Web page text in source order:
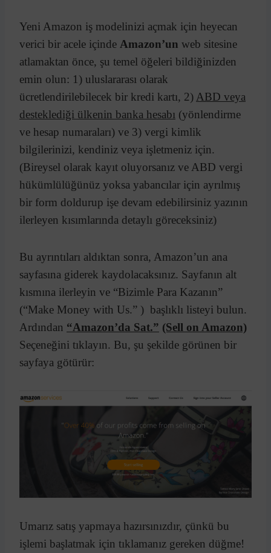
Yeni Amazon iş modelinizi açmak için heyecan
verici bir acele içinde Amazon’un web sitesine
atlamaktan önce, şu temel öğeleri bildiğinizden
emin olun: 1) uluslararası olarak
ücretlendirilebilecek bir kredi kartı, 2) ABD veya
desteklediği ülkenin banka hesabı (yönlendirme
ve hesap numaraları) ve 3) vergi kimlik
bilgilerinizi, kendiniz veya işletmeniz için.
(Bireysel olarak kayıt oluyorsanız ve ABD vergi
hükümlülüğünüz yoksa yabancılar için ayrılmış
bir form doldurup işe devam edebilirsiniz yazının
ilerleyen kısımlarında detaylı göreceksiniz)
Bu ayrıntıları aldıktan sonra, Amazon’un ana
sayfasına giderek kaydolacaksınız. Sayfanın alt
kısmına ilerleyin ve “Bizimle Para Kazanın”
(“Make Money with Us.” ) başlıklı listeyi bulun.
Ardından “Amazon’da Sat.” (Sell on Amazon)
Seçeneğini tıklayın. Bu, şu şekilde görünen bir
sayfaya götürür:
Umarız satış yapmaya hazırsınızdır, çünkü bu
işlemi başlatmak için tıklamanız gereken düğme!